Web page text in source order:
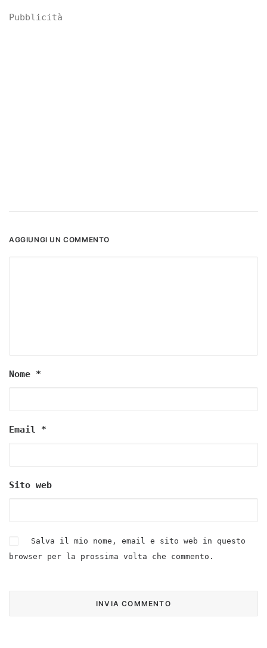
Pubblicità
AGGIUNGI UN COMMENTO
Nome *
Email *
Sito web
Salva il mio nome, email e sito web in questo
browser per la prossima volta che commento.